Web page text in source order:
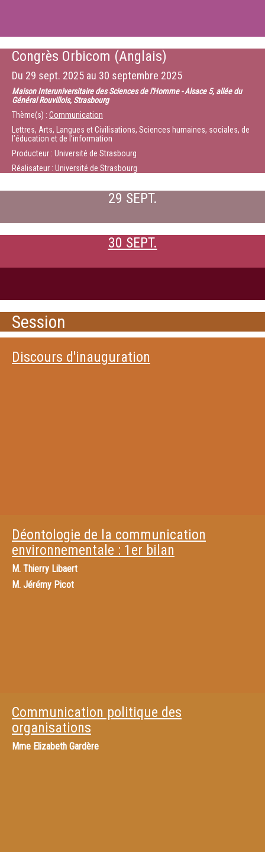
Congrès Orbicom (Anglais)
Du 29 sept. 2025 au 30 septembre 2025
Maison Interuniversitaire des Sciences de l'Homme - Alsace 5, allée du
Général Rouvillois, Strasbourg
Thème(s) : Communication
Lettres, Arts, Langues et Civilisations, Sciences humaines, sociales, de
l’éducation et de l’information
Producteur : Université de Strasbourg
Réalisateur : Université de Strasbourg
29 SEPT.
30 SEPT.
Session
Discours d'inauguration
Déontologie de la communication
environnementale : 1er bilan
M. Thierry Libaert
M. Jérémy Picot
Communication politique des
organisations
Mme Elizabeth Gardère